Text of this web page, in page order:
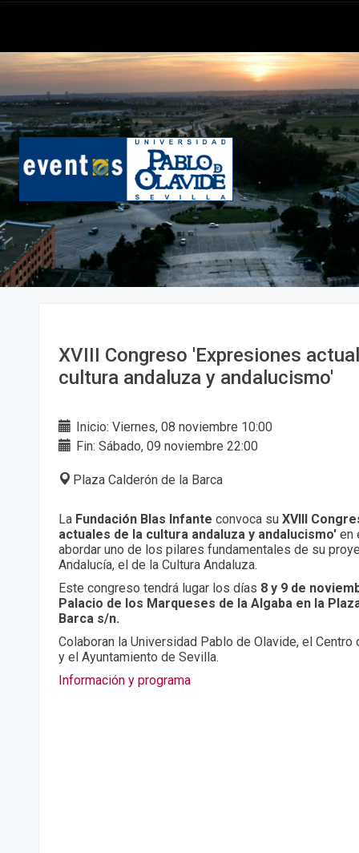
XVIII Congreso 'Expresiones
cultura andaluza y andalucismo'
Inicio: Viernes, 08 noviembre 10:00
Fin: Sábado, 09 noviembre 22:00
Plaza Calderón de la Barca
La Fundación Blas Infante convoca su XVIII
actuales de la cultura andaluza y andalucismo' en
abordar uno de los pilares fundamentales de su
Andalucía, el de la Cultura Andaluza.
Este congreso tendrá lugar los días 8 y 9 de
Palacio de los Marqueses de la Algaba en la
Barca s/n.
Colaboran la Universidad Pablo de Olavide, el
y el Ayuntamiento de Sevilla.
Información y programa